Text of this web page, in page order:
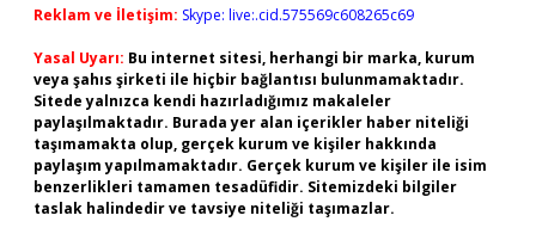
Reklam ve İletişim: Skype: live:.cid.575569c608265c69
Yasal Uyarı: Bu internet sitesi, herhangi bir marka, kurum
veya şahıs şirketi ile hiçbir bağlantısı bulunmamaktadır.
Sitede yalnızca kendi hazırladığımız makaleler
paylaşılmaktadır. Burada yer alan içerikler haber niteliği
taşımamakta olup, gerçek kurum ve kişiler hakkında
paylaşım yapılmamaktadır. Gerçek kurum ve kişiler ile isim
benzerlikleri tamamen tesadüfidir. Sitemizdeki bilgiler
taslak halindedir ve tavsiye niteliği taşımazlar.